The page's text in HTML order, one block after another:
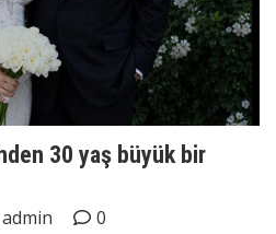
30 yaş büyük bir
admin
0